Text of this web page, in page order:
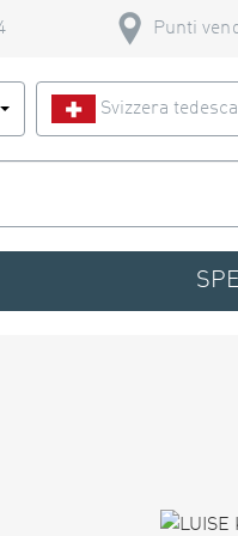
Punti
Svizzera